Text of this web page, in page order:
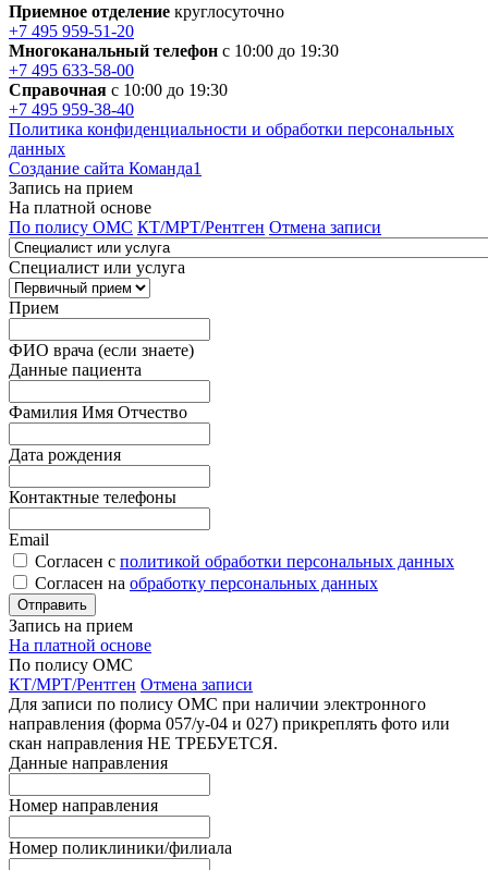
Приемное отделение круглосуточно
+7 495 959-51-20
Многоканальный телефон с 10:00 до 19:30
+7 495 633-58-00
Справочная с 10:00 до 19:30
+7 495 959-38-40
Политика конфиденциальности и обработки персональных
данных
Создание сайта Команда1
Запись на прием
На платной основе
По полису ОМС КТ/МРТ/Рентген Отмена записи
Специалист или услуга
Прием
ФИО врача (если знаете)
Данные пациента
Фамилия Имя Отчество
Дата рождения
Контактные телефоны
Email
Согласен с политикой обработки персональных данных
Согласен на обработку персональных данных
Запись на прием
На платной основе
По полису ОМС
КТ/МРТ/Рентген Отмена записи
Для записи по полису ОМС при наличии электронного
направления (форма 057/у-04 и 027) прикреплять фото или
скан направления НЕ ТРЕБУЕТСЯ.
Данные направления
Номер направления
Номер поликлиники/филиала